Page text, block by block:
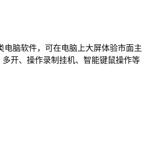
电脑软件，可在电脑上大屏体验市面主
开、操作录制挂机、智能键鼠操作等